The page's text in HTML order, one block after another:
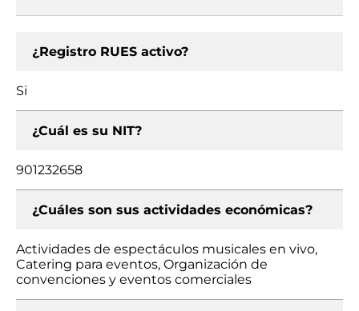
¿Registro RUES activo?
Si
¿Cuál es su NIT?
901232658
¿Cuáles son sus actividades económicas?
Actividades de espectáculos musicales en vivo,
Catering para eventos, Organización de
convenciones y eventos comerciales